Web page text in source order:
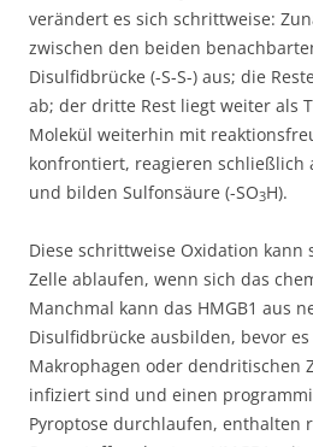
verändert es sich schrittweise:
zwischen den beiden
Disulfidbrücke (-S-S-) aus; die
ab; der dritte Rest liegt weiter als
Molekül weiterhin mit
konfrontiert, reagieren schließlich
und bilden Sulfonsäure (-SO3H).
Diese schrittweise Oxidation
Zelle ablaufen, wenn sich das
Manchmal kann das HMGB1 aus
Disulfidbrücke ausbilden, bevor
Makrophagen oder dendritischen
infiziert sind und einen
Pyroptose durchlaufen, enthalten